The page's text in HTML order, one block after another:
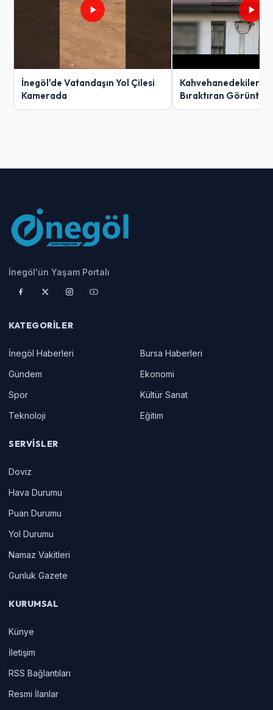
İnegöl'de Vatandaşın Yol Çilesi
Kamerada
Kahvehanedekiler
Bıraktıran Görüntü!
İnegöl'ün Yaşam Portalı
KATEGORILER
İnegöl Haberleri
Bursa Haberleri
Gündem
Ekonomi
Spor
Kültür Sanat
Teknoloji
Eğitim
SERVISLER
Doviz
Hava Durumu
Puan Durumu
Yol Durumu
Namaz Vakitleri
Gunluk Gazete
KURUMSAL
Künye
İletişim
RSS Bağlantıları
Resmi İlanlar